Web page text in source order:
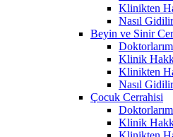
Klinikten
Nasıl Gidilir
Beyin ve Sinir
Klinik
Klinikten
Nasıl Gidilir
Çocuk Cerrahisi
Klinik